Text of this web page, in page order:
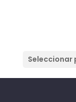
Seleccionar